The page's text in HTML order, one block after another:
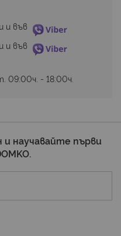
и във
и във
- 18:00ч.
научавайте първи